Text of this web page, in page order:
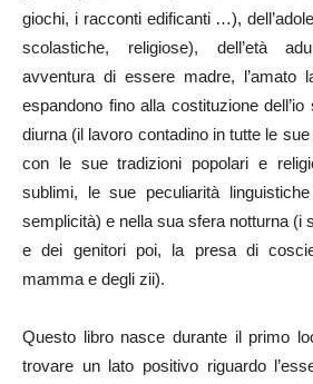
giochi, i racconti edificanti …),
scolastiche, religiose), dell’età
avventura di essere madre, l’amato
espandono fino alla costituzione
diurna (il lavoro contadino in tutte le
con le sue tradizioni popolari e
sublimi, le sue peculiarità
semplicità) e nella sua sfera notturna (i
e dei genitori poi, la presa di
mamma e degli zii).
Questo libro nasce durante il primo
trovare un lato positivo riguardo